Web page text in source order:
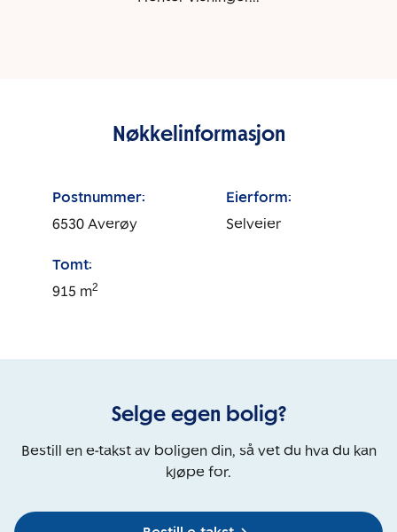
Nøkkelinformasjon
Postnummer:
6530 Averøy
Eierform:
Selveier
Tomt:
915 m2
Selge egen bolig?
Bestill en e-takst av boligen din, så vet du hva du kan
kjøpe for.